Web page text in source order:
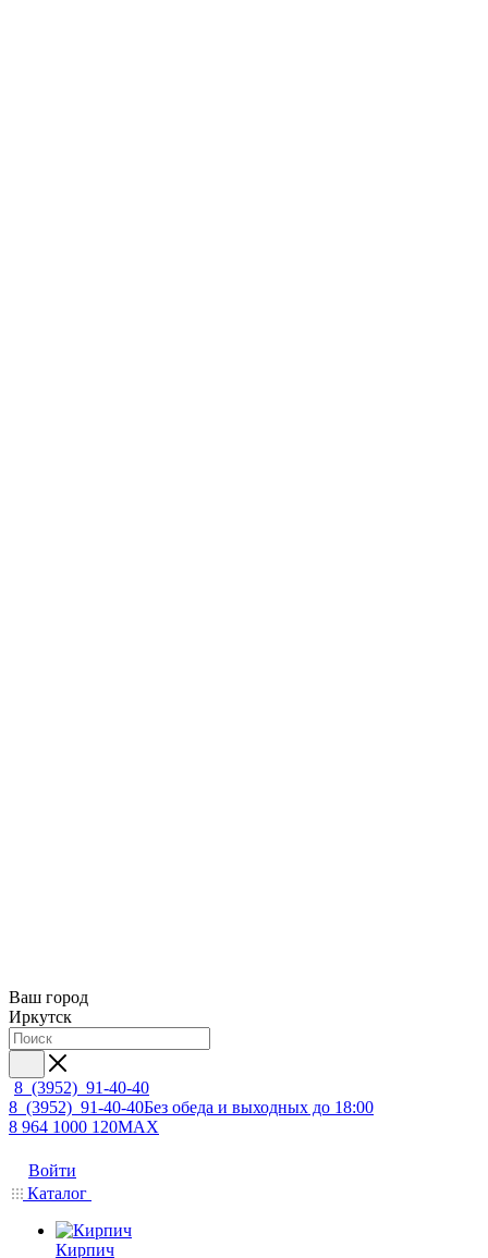
Ваш город
Иркутск
8 (3952) 91-40-40
8 (3952) 91-40-40Без обеда и выходных до 18:00
8 964 1000 120MAX
Войти
Каталог
Кирпич